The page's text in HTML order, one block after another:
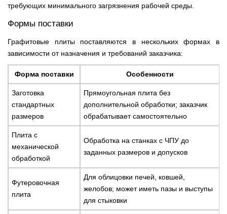
требующих минимального загрязнения рабочей среды.
Формы поставки
Графитовые плиты поставляются в нескольких формах в
зависимости от назначения и требований заказчика:
Форма поставки Особенности
Заготовка
стандартных
размеров
Прямоугольная плита без
дополнительной обработки; заказчик
обрабатывает самостоятельно
Плита с
механической
обработкой
Обработка на станках с ЧПУ до
заданных размеров и допусков
Футеровочная
плита
Для облицовки печей, ковшей,
желобов; может иметь пазы и выступы
для стыковки